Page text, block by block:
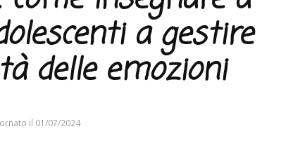
a gestire
delle emozioni
il 01/07/2024